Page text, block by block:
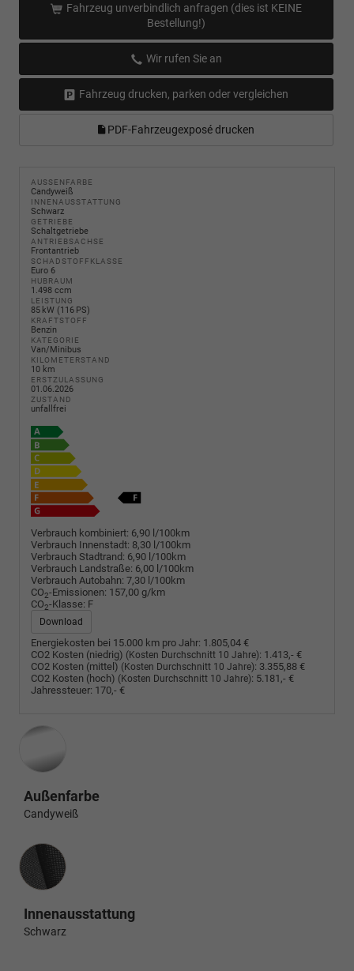
Fahrzeug unverbindlich anfragen (dies ist KEINE
Bestellung!)
Wir rufen Sie an
Fahrzeug drucken, parken oder vergleichen
PDF-Fahrzeugexposé drucken
AUSSENFARBE
Candyweiß
INNENAUSSTATTUNG
Schwarz
GETRIEBE
Schaltgetriebe
ANTRIEBSACHSE
Frontantrieb
SCHADSTOFFKLASSE
Euro 6
HUBRAUM
1.498 ccm
LEISTUNG
85 kW (116 PS)
KRAFTSTOFF
Benzin
KATEGORIE
Van/Minibus
KILOMETERSTAND
10 km
ERSTZULASSUNG
01.06.2026
ZUSTAND
unfallfrei
Verbrauch kombiniert: 6,90 l/100km
Verbrauch Innenstadt: 8,30 l/100km
Verbrauch Stadtrand: 6,90 l/100km
Verbrauch Landstraße: 6,00 l/100km
Verbrauch Autobahn: 7,30 l/100km
CO2-Emissionen: 157,00 g/km
CO2-Klasse: F
Download
Energiekosten bei 15.000 km pro Jahr: 1.805,04 €
CO2 Kosten (niedrig) (Kosten Durchschnitt 10 Jahre): 1.413,- €
CO2 Kosten (mittel) (Kosten Durchschnitt 10 Jahre): 3.355,88 €
CO2 Kosten (hoch) (Kosten Durchschnitt 10 Jahre): 5.181,- €
Jahressteuer: 170,- €
Außenfarbe
Candyweiß
Innenausstattung
Innenausstattung
Schwarz